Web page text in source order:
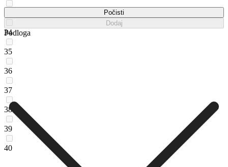
34
35
36
37
38
39
40
Počisti
Dodaj
Podloga